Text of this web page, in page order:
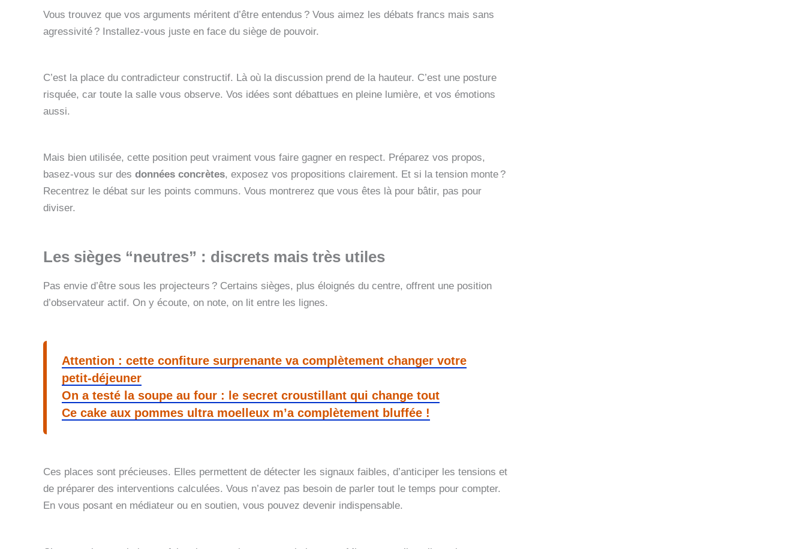
Vous trouvez que vos arguments méritent d’être entendus ? Vous aimez les débats francs mais sans
agressivité ? Installez-vous juste en face du siège de pouvoir.
C’est la place du contradicteur constructif. Là où la discussion prend de la hauteur. C’est une posture
risquée, car toute la salle vous observe. Vos idées sont débattues en pleine lumière, et vos émotions
aussi.
Mais bien utilisée, cette position peut vraiment vous faire gagner en respect. Préparez vos propos,
basez-vous sur des données concrètes, exposez vos propositions clairement. Et si la tension monte ?
Recentrez le débat sur les points communs. Vous montrerez que vous êtes là pour bâtir, pas pour
diviser.
Les sièges “neutres” : discrets mais très utiles
Pas envie d’être sous les projecteurs ? Certains sièges, plus éloignés du centre, offrent une position
d’observateur actif. On y écoute, on note, on lit entre les lignes.
Attention : cette confiture surprenante va complètement changer votre
petit-déjeuner
On a testé la soupe au four : le secret croustillant qui change tout
Ce cake aux pommes ultra moelleux m’a complètement bluffée !
Ces places sont précieuses. Elles permettent de détecter les signaux faibles, d’anticiper les tensions et
de préparer des interventions calculées. Vous n’avez pas besoin de parler tout le temps pour compter.
En vous posant en médiateur ou en soutien, vous pouvez devenir indispensable.